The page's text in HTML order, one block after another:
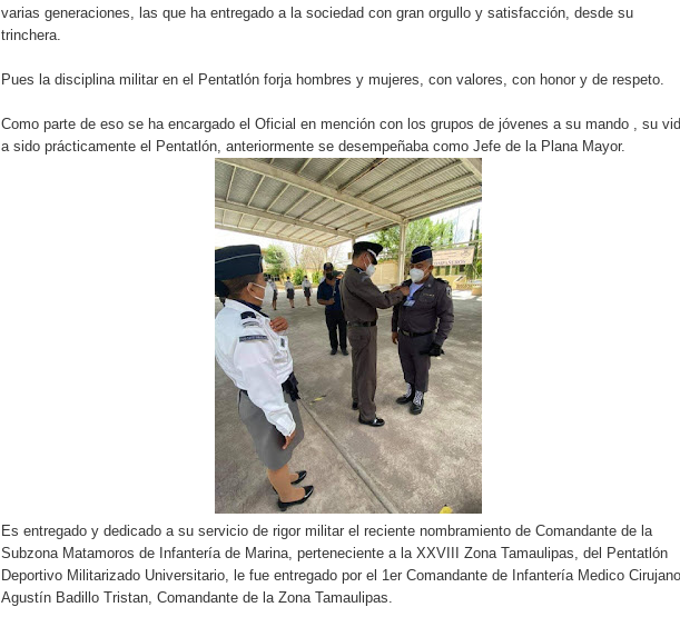
varias generaciones, las que ha entregado a la sociedad con gran orgullo y satisfacción, desde su
trinchera.
Pues la disciplina militar en el Pentatlón forja hombres y mujeres, con valores, con honor y de respeto.
Como parte de eso se ha encargado el Oficial en mención con los grupos de jóvenes a su mando , su
a sido prácticamente el Pentatlón, anteriormente se desempeñaba como Jefe de la Plana Mayor.
Es entregado y dedicado a su servicio de rigor militar el reciente nombramiento de Comandante de la
Subzona Matamoros de Infantería de Marina, perteneciente a la XXVIII Zona Tamaulipas, del Pentatlón
Deportivo Militarizado Universitario, le fue entregado por el 1er Comandante de Infantería Medico Cirujano
Agustín Badillo Tristan, Comandante de la Zona Tamaulipas.